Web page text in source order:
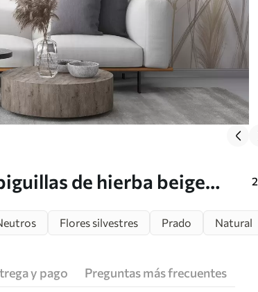
de hierba beige
2
Flores silvestres Prado Natural
y pago Preguntas más frecuentes